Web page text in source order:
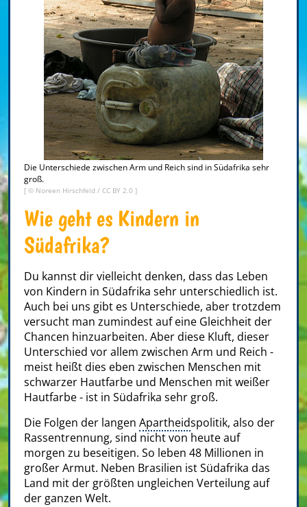
Die Unterschiede zwischen Arm und Reich sind in Südafrika sehr
groß.
[ © Noreen Hirschfeld / CC BY 2.0 ]
Wie geht es Kindern in
Südafrika?
Du kannst dir vielleicht denken, dass das Leben
von Kindern in Südafrika sehr unterschiedlich ist.
Auch bei uns gibt es Unterschiede, aber trotzdem
versucht man zumindest auf eine Gleichheit der
Chancen hinzuarbeiten. Aber diese Kluft, dieser
Unterschied vor allem zwischen Arm und Reich -
meist heißt dies eben zwischen Menschen mit
schwarzer Hautfarbe und Menschen mit weißer
Hautfarbe - ist in Südafrika sehr groß.
Die Folgen der langen Apartheidspolitik, also der
Rassentrennung, sind nicht von heute auf
morgen zu beseitigen. So leben 48 Millionen in
großer Armut. Neben Brasilien ist Südafrika das
Land mit der größten ungleichen Verteilung auf
der ganzen Welt.